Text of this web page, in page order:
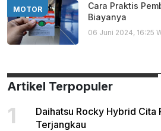
MOTOR
Cara Praktis
Biayanya
06 Juni 2024, 16:25
Artikel Terpopuler
1
Daihatsu Rocky Hybrid Cita
Terjangkau